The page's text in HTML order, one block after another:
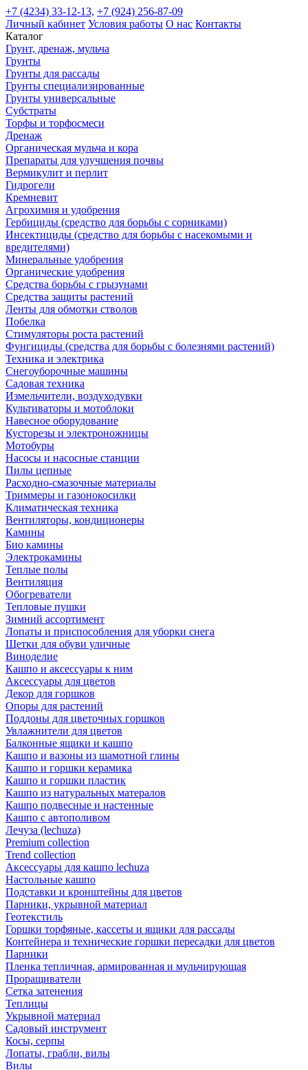
+7 (4234) 33-12-13, +7 (924) 256-87-09
Личный кабинет Условия работы О нас Контакты
Каталог
Грунт, дренаж, мульча
Грунты
Грунты для рассады
Грунты специализированные
Грунты универсальные
Субстраты
Торфы и торфосмеси
Дренаж
Органическая мульча и кора
Препараты для улучшения почвы
Вермикулит и перлит
Гидрогели
Кремневит
Агрохимия и удобрения
Гербициды (средство для борьбы с сорниками)
Инсектициды (средство для борьбы с насекомыми и
вредителями)
Минеральные удобрения
Органические удобрения
Средства борьбы с грызунами
Средства защиты растений
Ленты для обмотки стволов
Побелка
Стимуляторы роста растений
Фунгициды (средства для борьбы с болезнями растений)
Техника и электрика
Снегоуборочные машины
Садовая техника
Измельчители, воздуходувки
Культиваторы и мотоблоки
Навесное оборудование
Кусторезы и электроножницы
Мотобуры
Насосы и насосные станции
Пилы цепные
Расходно-смазочные материалы
Триммеры и газонокосилки
Климатическая техника
Вентиляторы, кондиционеры
Камины
Био камины
Электрокамины
Теплые полы
Вентиляция
Обогреватели
Тепловые пушки
Зимний ассортимент
Лопаты и приспособления для уборки снега
Щетки для обуви уличные
Виноделие
Кашпо и аксессуары к ним
Аксессуары для цветов
Декор для горшков
Опоры для растений
Поддоны для цветочных горшков
Увлажнители для цветов
Балконные ящики и кашпо
Кашпо и вазоны из шамотной глины
Кашпо и горшки керамика
Кашпо и горшки пластик
Кашпо из натуральных матералов
Кашпо подвесные и настенные
Кашпо с автополивом
Лечуза (lechuza)
Premium collection
Trend collection
Аксессуары для кашпо lechuza
Настольные кашпо
Подставки и кронштейны для цветов
Парники, укрывной материал
Геотекстиль
Горшки торфяные, кассеты и ящики для рассады
Контейнера и технические горшки пересадки для цветов
Парники
Пленка тепличная, армированная и мульчирующая
Проращиватели
Сетка затенения
Теплицы
Укрывной материал
Садовый инструмент
Косы, серпы
Лопаты, грабли, вилы
Вилы